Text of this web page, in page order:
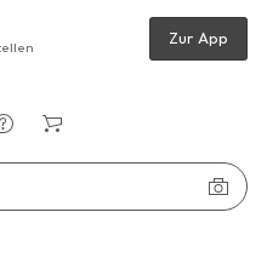
Zur App